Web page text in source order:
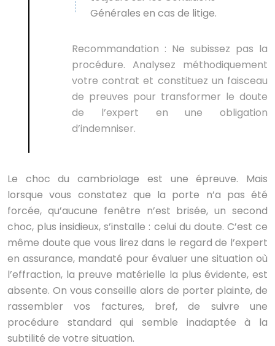
Générales en cas de litige.
Recommandation : Ne subissez pas la
procédure. Analysez méthodiquement
votre contrat et constituez un faisceau
de preuves pour transformer le doute
de l’expert en une obligation
d’indemniser.
Le choc du cambriolage est une épreuve. Mais
lorsque vous constatez que la porte n’a pas été
forcée, qu’aucune fenêtre n’est brisée, un second
choc, plus insidieux, s’installe : celui du doute. C’est ce
même doute que vous lirez dans le regard de l’expert
en assurance, mandaté pour évaluer une situation où
l’effraction, la preuve matérielle la plus évidente, est
absente. On vous conseille alors de porter plainte, de
rassembler vos factures, bref, de suivre une
procédure standard qui semble inadaptée à la
subtilité de votre situation.